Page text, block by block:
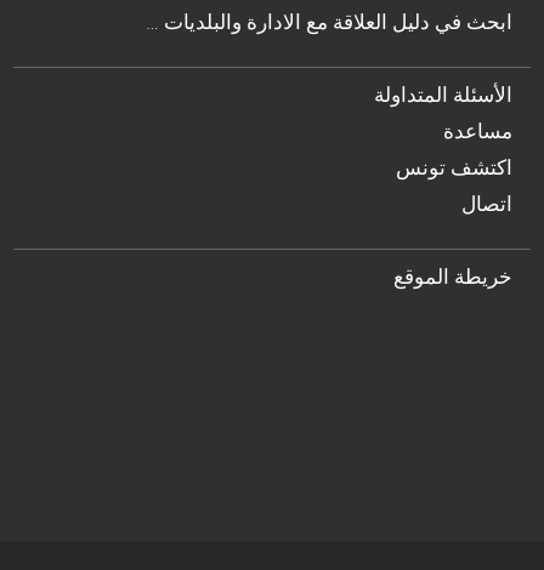
… ابحث في دليل العلاقة مع الادارة والبلديات
الأسئلة المتداولة
مساعدة
اكتشف تونس
اتصال
خريطة الموقع